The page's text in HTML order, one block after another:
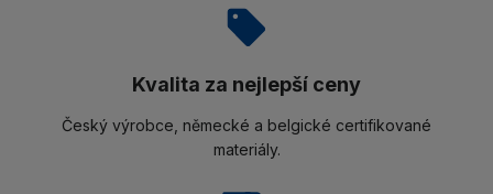
Kvalita za nejlepší ceny
Český výrobce, německé a belgické certifikované
materiály.